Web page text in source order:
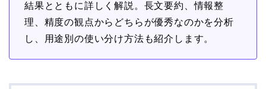
結果とともに詳しく解説。長文要約、情報整
理、精度の観点からどちらが優秀なのかを分析
し、用途別の使い分け方法も紹介します。